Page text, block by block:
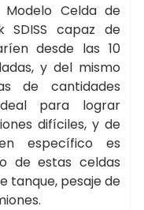
Celda de
SDISS capaz de
desde las 10
y del mismo
de cantidades
para lograr
difíciles, y de
específico es
de estas celdas
tanque, pesaje de